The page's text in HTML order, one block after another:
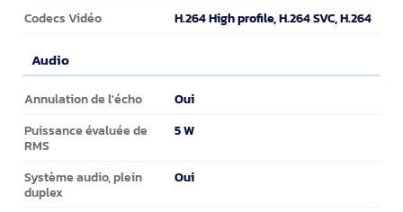
Vidéo
Codecs Vidéo H.264 High profile, H.264 SVC, H.264
Audio
Audio
Annulation de l'écho Oui
Puissance évaluée de
RMS
5 W
Système audio, plein
duplex
Oui